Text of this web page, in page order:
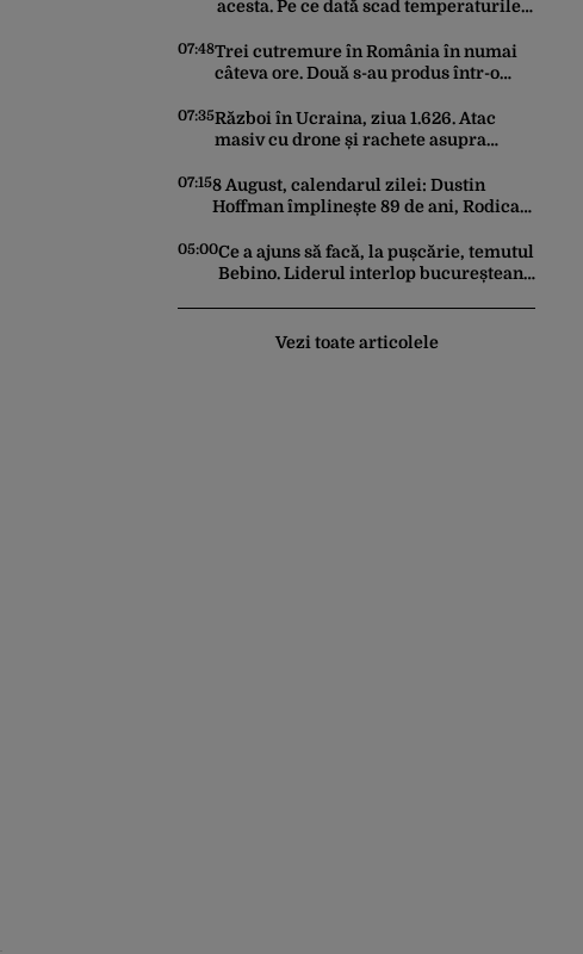
acesta. Pe ce dată scad temperaturile
potrivit meteorologilor Accuweather
07:48Trei cutremure în România în numai
câteva ore. Două s-au produs într-o
07:35Război în Ucraina, ziua 1.626. Atac
masiv cu drone și rachete asupra
07:158 August, calendarul zilei: Dustin
Hoffman împlinește 89 de ani, Rodica
Ghenea face 39 de ani
05:00Ce a ajuns să facă, la pușcărie, temutul
Bebino. Liderul interlop bucureștean,
Vezi toate articolele